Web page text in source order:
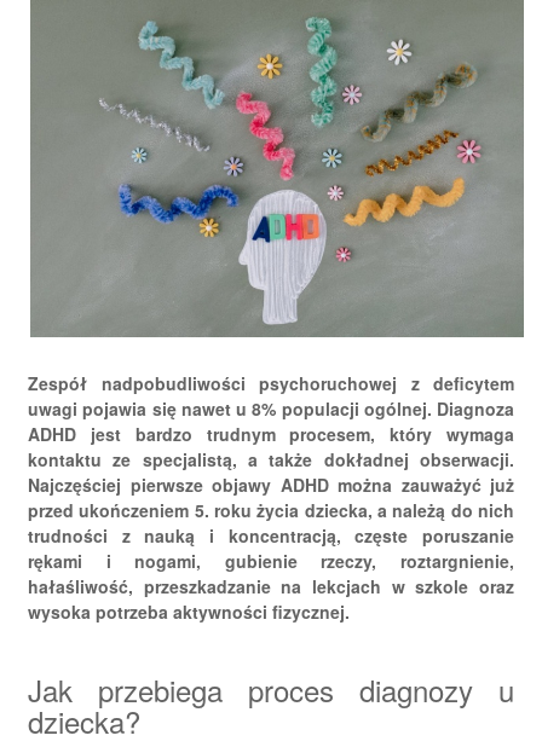
Zespół nadpobudliwości psychoruchowej z deficytem
uwagi pojawia się nawet u 8% populacji ogólnej. Diagnoza
ADHD jest bardzo trudnym procesem, który wymaga
kontaktu ze specjalistą, a także dokładnej obserwacji.
Najczęściej pierwsze objawy ADHD można zauważyć już
przed ukończeniem 5. roku życia dziecka, a należą do nich
trudności z nauką i koncentracją, częste poruszanie
rękami i nogami, gubienie rzeczy, roztargnienie,
hałaśliwość, przeszkadzanie na lekcjach w szkole oraz
wysoka potrzeba aktywności fizycznej.
Jak przebiega proces diagnozy u
dziecka?